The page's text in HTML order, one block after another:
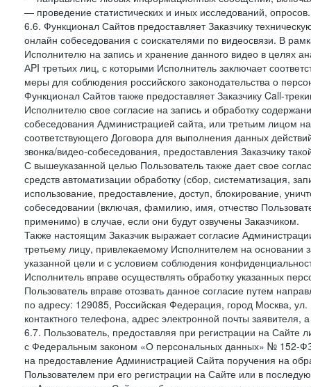
— проведение статистических и иных исследований, опросов.
6.6. Функционал Сайтов предоставляет Заказчику
онлайн собеседования с соискателями по видеосвязи. В
Исполнителю на запись и хранение данного видео в целях
АPI третьих лиц, с которыми Исполнитель заключает
меры для соблюдения российского законодательства о
Функционал Сайтов также предоставляет Заказчику Call-
Исполнителю свое согласие на запись и обработку
собеседования Администрацией сайта, или третьим лицом
соответствующего Договора для выполнения данных
звонка/видео-собеседования, предоставления Заказчику
С вышеуказанной целью Пользователь также дает свое
средств автоматизации обработку (сбор, систематизация,
использование, предоставление, доступ, блокирование,
собеседовании (включая, фамилию, имя, отчество
применимо) в случае, если они будут озвучены Заказчиком.
Также настоящим Заказчик выражает согласие
третьему лицу, привлекаемому Исполнителем на основании
указанной цели и с условием соблюдения
Исполнитель вправе осуществлять обработку указанных
Пользователь вправе отозвать данное согласие путем
по адресу: 129085, Российская Федерация, город Москва,
контактного телефона, адрес электронной почты
6.7. Пользователь, предоставляя при регистрации на
с Федеральным законом «О персональных данных» № 152-
на предоставление Администрацией Сайта поручения на
Пользователем при его регистрации на Сайте или в